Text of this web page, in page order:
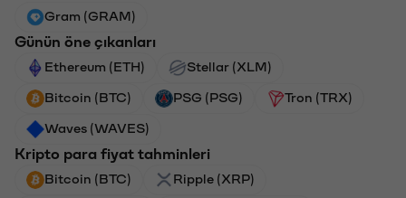
Gram (GRAM)
Günün öne çıkanları
Ethereum (ETH) Stellar (XLM)
Bitcoin (BTC) PSG (PSG) Tron (TRX)
Waves (WAVES)
Kripto para fiyat tahminleri
Bitcoin (BTC) Ripple (XRP)